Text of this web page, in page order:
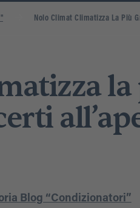
Nolo Climat Climatizza La Più
Blog “Condizionatori”